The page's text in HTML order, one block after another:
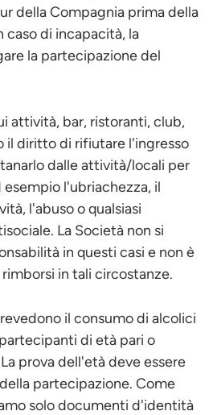
della Compagnia prima della
caso di incapacità, la
la partecipazione del
attività, bar, ristoranti, club,
il diritto di rifiutare l'ingresso
dalle attività/locali per
l'ubriachezza, il
l'abuso o qualsiasi
La Società non si
in questi casi e non è
in tali circostanze.
il consumo di alcolici
di età pari o
prova dell'età deve essere
partecipazione. Come
solo documenti d'identità